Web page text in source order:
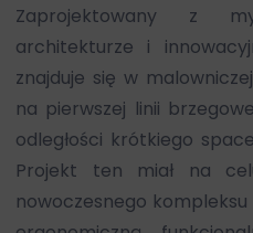
Zaprojektowany z
architekturze i
znajduje się w
na pierwszej linii
odległości krótkiego
Projekt ten miał na
nowoczesnego